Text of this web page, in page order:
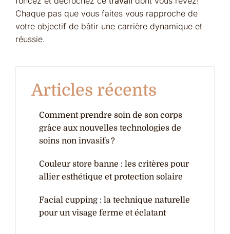
Chaque pas que vous faites vous rapproche de
votre objectif de bâtir une carrière dynamique et
réussie.
Articles récents
Comment prendre soin de son corps
grâce aux nouvelles technologies de
soins non invasifs ?
Couleur store banne : les critères pour
allier esthétique et protection solaire
Facial cupping : la technique naturelle
pour un visage ferme et éclatant